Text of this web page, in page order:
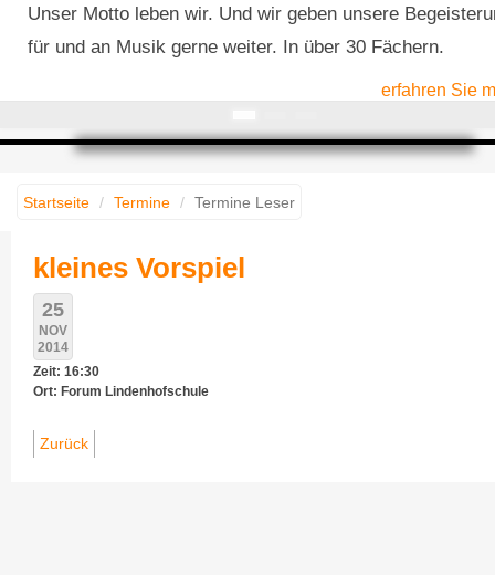
Unser Motto leben wir. Und wir geben unsere
für und an Musik gerne weiter. In über 30 Fächern.
erfahren Sie
Startseite Termine Termine Leser
kleines Vorspiel
25
NOV
2014
Zeit: 16:30
Ort: Forum Lindenhofschule
Zurück